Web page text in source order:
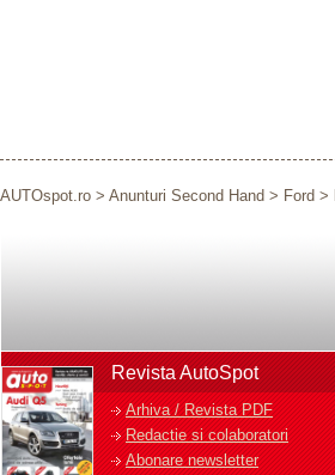
AUTOspot.ro > Anunturi Second Hand > Ford >
Revista AutoSpot
Arhiva / Revista PDF
Redactie si colaboratori
Abonare newsletter